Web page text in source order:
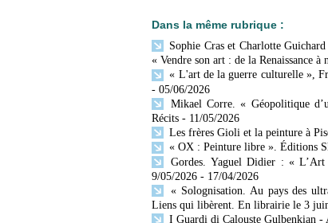
Dans la même rubrique :
Sophie Cras et Charlotte
« Vendre son art : de la Renaissance
« L'art de la guerre culturelle »,
- 05/06/2026
Mikael Corre. « Géopolitique
Récits - 11/05/2026
Les frères Gioli et la peinture à
« OX : Peinture libre ». Éditions
Gordes. Yaguel Didier : «
9/05/2026 - 17/04/2026
« Solognisation. Au pays des
Liens qui libèrent. En librairie le 3
I Guardi di Calouste Gulbenkian